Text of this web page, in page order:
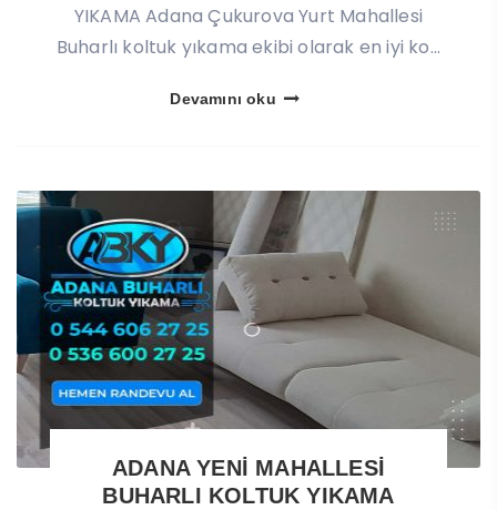
YIKAMA Adana Çukurova Yurt Mahallesi
Buharlı koltuk yıkama ekibi olarak en iyi ko...
Devamını oku
ADANA YENİ MAHALLESİ
BUHARLI KOLTUK YIKAMA